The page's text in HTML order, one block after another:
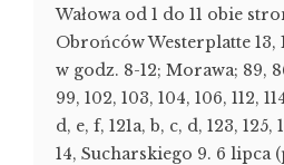
Wałowa od 1 do 11 obie
Obrońców Westerplatte 13,
w godz. 8-12; Morawa; 89,
99, 102, 103, 104, 106, 112,
d, e, f, 121a, b, c, d, 123,
14, Sucharskiego 9. 6 lipca